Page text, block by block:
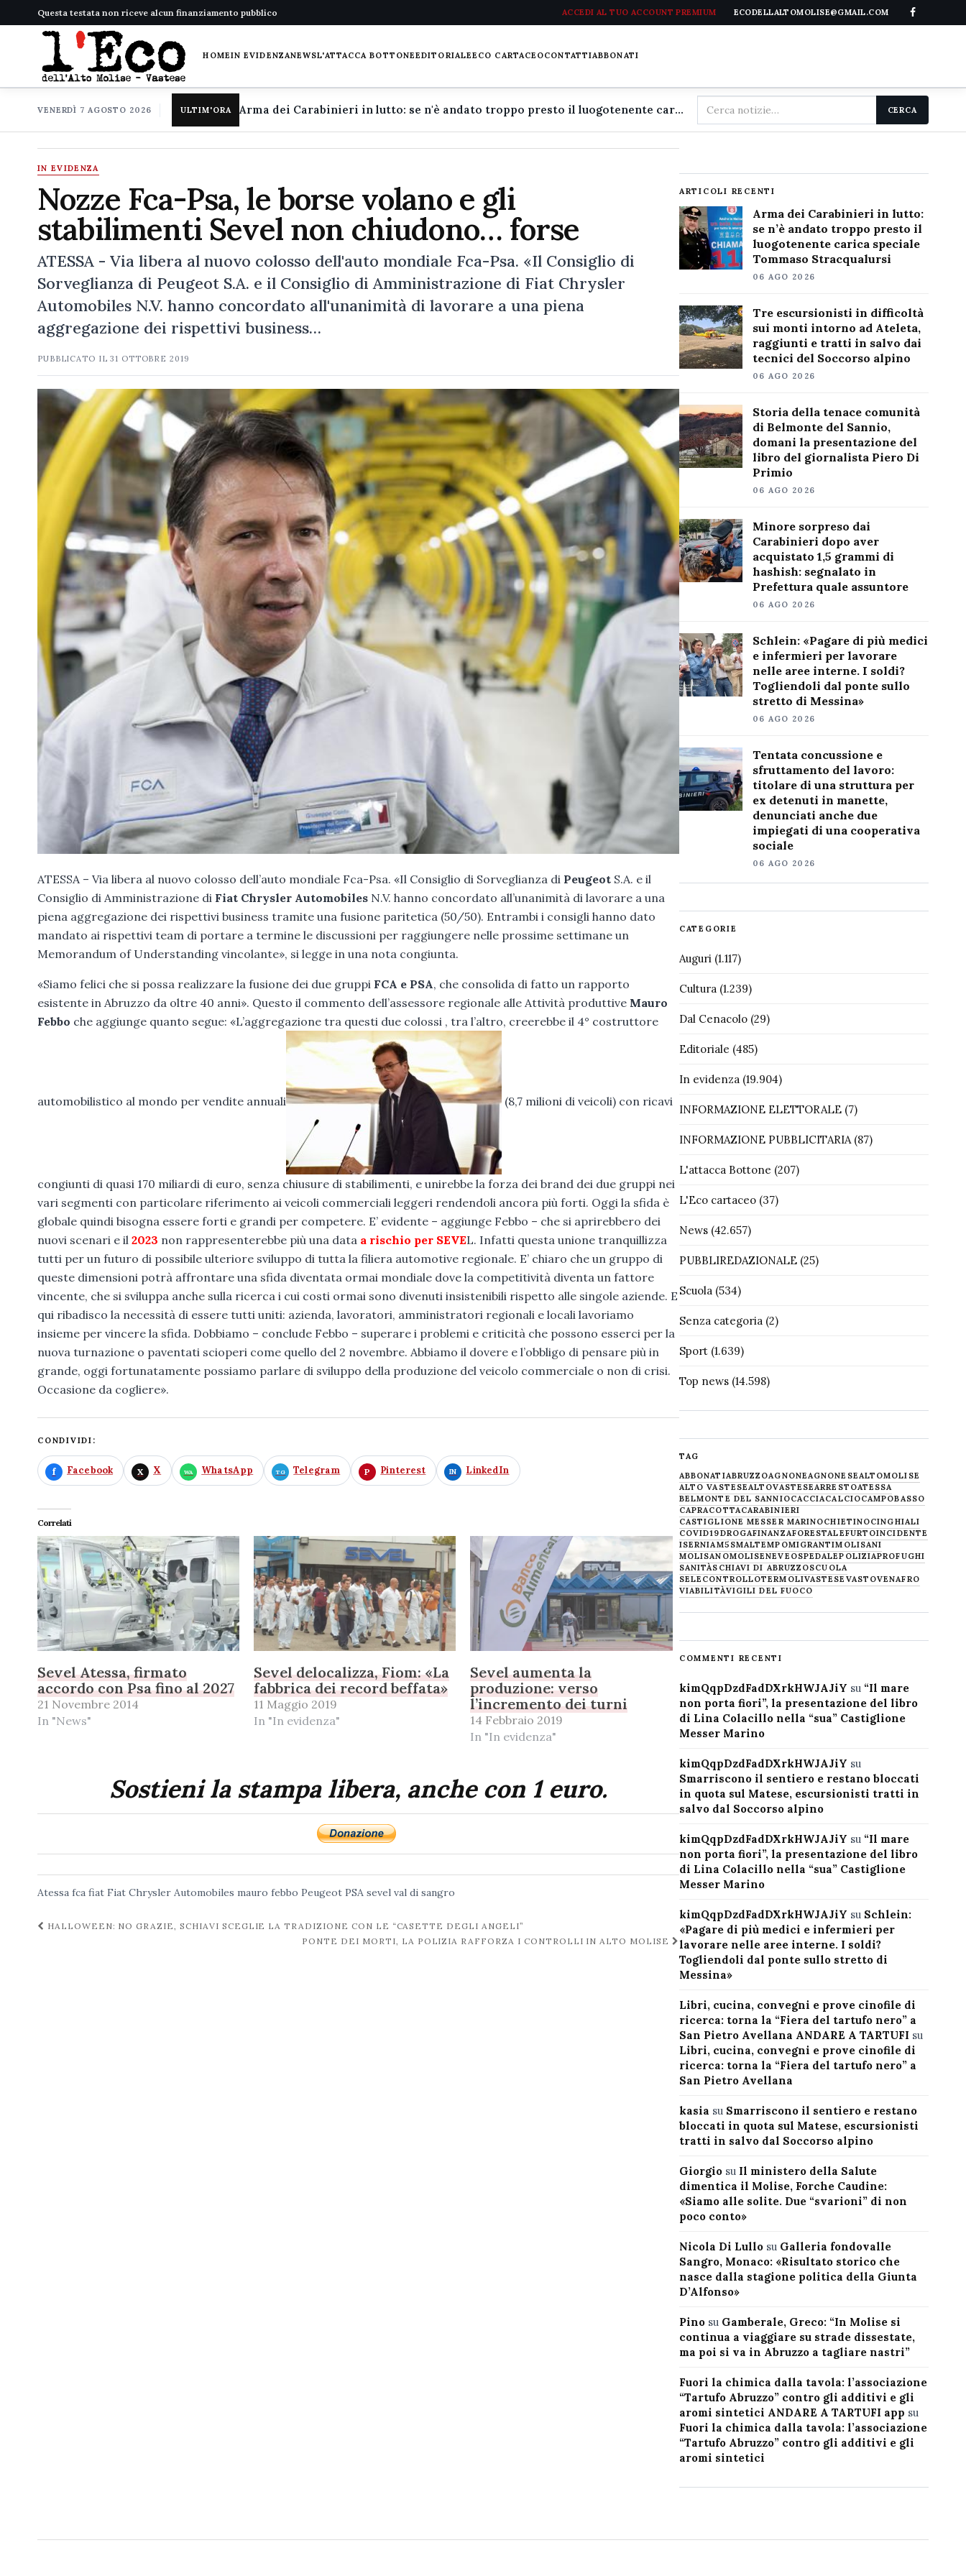
Questa testata non riceve alcun finanziamento pubblico ACCEDI AL TUO ACCOUNT PREMIUM ECODELLALTOMOLISE@GMAIL.COM
HOMEIN EVIDENZANEWSL'ATTACCA BOTTONEEDITORIALEECO CARTACEOCONTATTIABBONATI
VENERDÌ 7 AGOSTO 2026 ULTIM'ORA Arma dei Carabinieri in lutto: se n'è andato troppo presto il luogotenente carica speciale Tommaso Stracqualursi
Cerca
nel
CERCA
IN EVIDENZA
Nozze Fca-Psa, le borse volano e gli
stabilimenti Sevel non chiudono… forse
ATESSA - Via libera al nuovo colosso dell'auto mondiale Fca-Psa. «Il Consiglio di
Sorveglianza di Peugeot S.A. e il Consiglio di Amministrazione di Fiat Chrysler
Automobiles N.V. hanno concordato all'unanimità di lavorare a una piena
aggregazione dei rispettivi business…
PUBBLICATO IL31 OTTOBRE 2019
ATESSA – Via libera al nuovo colosso dell’auto mondiale Fca-Psa. «Il Consiglio di Sorveglianza di Peugeot S.A. e il
Consiglio di Amministrazione di Fiat Chrysler Automobiles N.V. hanno concordato all’unanimità di lavorare a una
piena aggregazione dei rispettivi business tramite una fusione paritetica (50/50). Entrambi i consigli hanno dato
mandato ai rispettivi team di portare a termine le discussioni per raggiungere nelle prossime settimane un
Memorandum of Understanding vincolante», si legge in una nota congiunta.
«Siamo felici che si possa realizzare la fusione dei due gruppi FCA e PSA, che consolida di fatto un rapporto
esistente in Abruzzo da oltre 40 anni». Questo il commento dell’assessore regionale alle Attività produttive Mauro
Febbo che aggiunge quanto segue: «L’aggregazione tra questi due colossi , tra l’altro, creerebbe il 4° costruttore
automobilistico al mondo per vendite annuali (8,7 milioni di veicoli) con ricavi
congiunti di quasi 170 miliardi di euro, senza chiusure di stabilimenti, e unirebbe la forza dei brand dei due gruppi nei
vari segmenti con particolare riferimento ai veicoli commerciali leggeri rendendoli ancora più forti. Oggi la sfida è
globale quindi bisogna essere forti e grandi per competere. E’ evidente – aggiunge Febbo – che si aprirebbero dei
nuovi scenari e il 2023 non rappresenterebbe più una data a rischio per SEVEL. Infatti questa unione tranquillizza
tutti per un futuro di possibile ulteriore sviluppo di tutta la filiera automotive regionale. E’ chiaro che un gruppo di
queste dimensioni potrà affrontare una sfida diventata ormai mondiale dove la competitività diventa un fattore
vincente, che si sviluppa anche sulla ricerca i cui costi ormai sono divenuti insistenibili rispetto alle singole aziende. E
qui ribadisco la necessità di essere tutti uniti: azienda, lavoratori, amministratori regionali e locali lavoriamo
insieme per vincere la sfida. Dobbiamo – conclude Febbo – superare i problemi e criticità che possono esserci per la
nuova turnazione o paventati scioperi come quello del 2 novembre. Abbiamo il dovere e l’obbligo di pensare più in
grande, oggi fortunatamente possiamo parlare di sviluppo della produzione del veicolo commerciale o non di crisi.
Occasione da cogliere».
CONDIVIDI:
Facebook X WhatsApp Telegram Pinterest LinkedIn
Correlati
Sevel Atessa, firmato
accordo con Psa fino al 2027
21 Novembre 2014
In "News"
Sevel delocalizza, Fiom: «La
fabbrica dei record beffata»
11 Maggio 2019
In "In evidenza"
Sevel aumenta la
produzione: verso
l’incremento dei turni
14 Febbraio 2019
In "In evidenza"
Sostieni la stampa libera, anche con 1 euro.
Atessa fca fiat Fiat Chrysler Automobiles mauro febbo Peugeot PSA sevel val di sangro
Navigazione
HALLOWEEN: NO GRAZIE, SCHIAVI SCEGLIE LA TRADIZIONE CON LE “CASETTE DEGLI ANGELI”
PONTE DEI MORTI, LA POLIZIA RAFFORZA I CONTROLLI IN ALTO MOLISE
ARTICOLI RECENTI
Arma dei Carabinieri in lutto:
se n’è andato troppo presto il
luogotenente carica speciale
Tommaso Stracqualursi
06 AGO 2026
Tre escursionisti in difficoltà
sui monti intorno ad Ateleta,
raggiunti e tratti in salvo dai
tecnici del Soccorso alpino
06 AGO 2026
Storia della tenace comunità
di Belmonte del Sannio,
domani la presentazione del
libro del giornalista Piero Di
Primio
06 AGO 2026
Minore sorpreso dai
Carabinieri dopo aver
acquistato 1,5 grammi di
hashish: segnalato in
Prefettura quale assuntore
06 AGO 2026
Schlein: «Pagare di più medici
e infermieri per lavorare
nelle aree interne. I soldi?
Togliendoli dal ponte sullo
stretto di Messina»
06 AGO 2026
Tentata concussione e
sfruttamento del lavoro:
titolare di una struttura per
ex detenuti in manette,
denunciati anche due
impiegati di una cooperativa
sociale
06 AGO 2026
CATEGORIE
Auguri(1.117)
Cultura(1.239)
Dal Cenacolo(29)
Editoriale (485)
In evidenza(19.904)
INFORMAZIONE ELETTORALE(7)
INFORMAZIONE PUBBLICITARIA(87)
L'attacca Bottone (207)
L'Eco cartaceo(37)
News(42.657)
PUBBLIREDAZIONALE(25)
Scuola(534)
Senza categoria(2)
Sport(1.639)
Top news(14.598)
TAG
ABBONATIABRUZZOAGNONEAGNONESEALTOMOLISE
ALTO VASTESEALTOVASTESEARRESTOATESSA
BELMONTE DEL SANNIOCACCIACALCIOCAMPOBASSO
CAPRACOTTACARABINIERI
CASTIGLIONE MESSER MARINOCHIETINOCINGHIALI
COVID19DROGAFINANZAFORESTALEFURTOINCIDENTE
ISERNIAM5SMALTEMPOMIGRANTIMOLISANI
MOLISANOMOLISENEVE OSPEDALEPOLIZIAPROFUGHI
SANITÀSCHIAVI DI ABRUZZOSCUOLA
SELECONTROLLOTERMOLIVASTESE VASTOVENAFRO
VIABILITÀVIGILI DEL FUOCO
COMMENTI RECENTI
kimQqpDzdFadDXrkHWJAJiY su “Il mare
non porta fiori”, la presentazione del libro
di Lina Colacillo nella “sua” Castiglione
Messer Marino
kimQqpDzdFadDXrkHWJAJiY su
Smarriscono il sentiero e restano bloccati
in quota sul Matese, escursionisti tratti in
salvo dal Soccorso alpino
kimQqpDzdFadDXrkHWJAJiY su “Il mare
non porta fiori”, la presentazione del libro
di Lina Colacillo nella “sua” Castiglione
Messer Marino
kimQqpDzdFadDXrkHWJAJiY su Schlein:
«Pagare di più medici e infermieri per
lavorare nelle aree interne. I soldi?
Togliendoli dal ponte sullo stretto di
Messina»
Libri, cucina, convegni e prove cinofile di
ricerca: torna la “Fiera del tartufo nero” a
San Pietro Avellana ANDARE A TARTUFI su
Libri, cucina, convegni e prove cinofile di
ricerca: torna la “Fiera del tartufo nero” a
San Pietro Avellana
kasia su Smarriscono il sentiero e restano
bloccati in quota sul Matese, escursionisti
tratti in salvo dal Soccorso alpino
Giorgiosu Il ministero della Salute
dimentica il Molise, Forche Caudine:
«Siamo alle solite. Due “svarioni” di non
poco conto»
Nicola Di Lullosu Galleria fondovalle
Sangro, Monaco: «Risultato storico che
nasce dalla stagione politica della Giunta
D’Alfonso»
Pinosu Gamberale, Greco: “In Molise si
continua a viaggiare su strade dissestate,
ma poi si va in Abruzzo a tagliare nastri”
Fuori la chimica dalla tavola: l’associazione
“Tartufo Abruzzo” contro gli additivi e gli
aromi sintetici ANDARE A TARTUFI app su
Fuori la chimica dalla tavola: l’associazione
“Tartufo Abruzzo” contro gli additivi e gli
aromi sintetici